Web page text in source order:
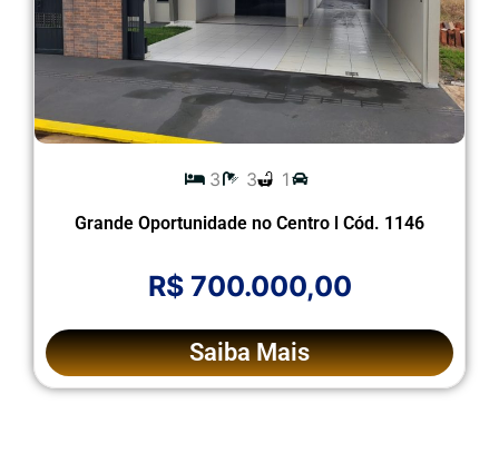
3 3 1
Grande Oportunidade no Centro l Cód. 1146
R$ 700.000,00
Saiba Mais